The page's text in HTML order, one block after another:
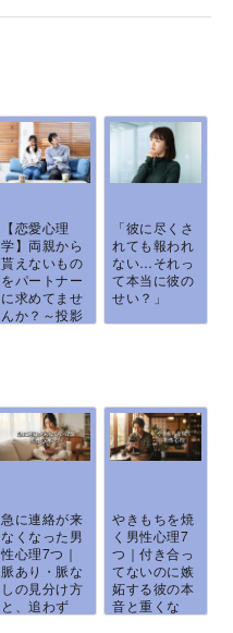
【恋愛心理
学】両親から
貰えないもの
をパートナー
に求めてませ
んか？～投影
「彼に尽くさ
れても報われ
ない…それっ
て本当に彼の
せい？」
急に連絡が来
なくなった男
性心理7つ｜
脈あり・脈な
しの見分け方
と、追わず
やきもちを焼
く男性心理7
つ｜付き合っ
てないのに嫉
妬する彼の本
音と重くな